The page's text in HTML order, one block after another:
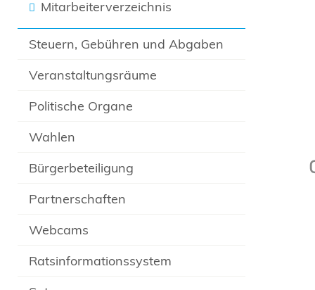
Mitarbeiterverzeichnis
Steuern, Gebühren und Abgaben
Veranstaltungsräume
Politische Organe
Wahlen
Bürgerbeteiligung
Partnerschaften
Webcams
Ratsinformationssystem